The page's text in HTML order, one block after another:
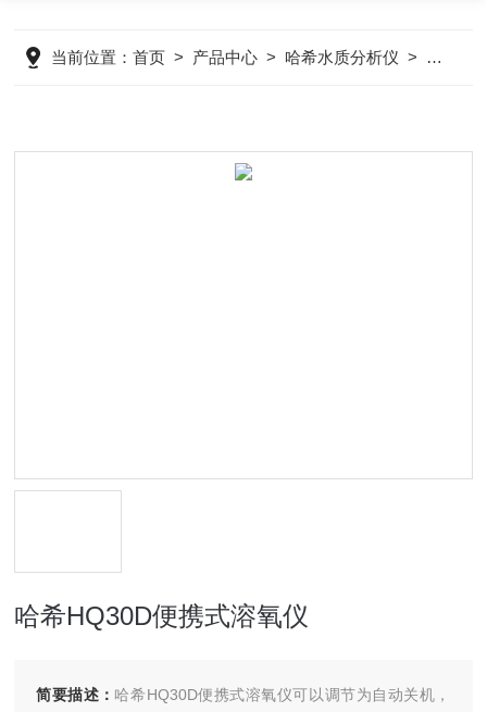
当前位置：首页 > 产品中心 > 哈希水质分析仪 > 哈希
哈希HQ30D便携式溶氧仪
简要描述： 哈希HQ30D便携式溶氧仪可以调节为自动关机，